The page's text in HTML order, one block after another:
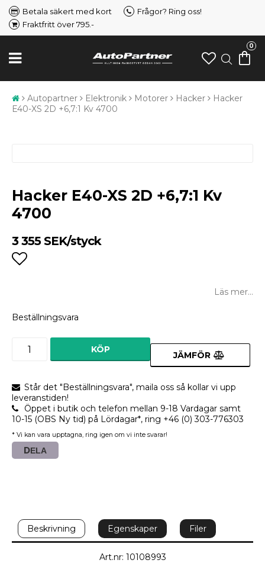
Betala säkert med kort
Frågor? Ring oss!
Fraktfritt över 795.-
0
Autopartner Elektronik Motorer Hacker
Hacker
E40-XS 2D +6,7:1 Kv 4700
Hacker E40-XS 2D +6,7:1 Kv
4700
3 355 SEK/styck
Läs mer...
Beställningsvara
KÖP
JÄMFÖR
Står det "Beställningsvara", maila oss så kollar vi upp
leveranstiden!
Öppet i butik och telefon mellan 9-18 Vardagar samt
10-15 (OBS Ny tid) på Lördagar*, ring +46 (0) 303-776303
* Vi kan vara upptagna, ring igen om vi inte svarar!
DELA
Beskrivning Egenskaper Filer
Art.nr: 10108993